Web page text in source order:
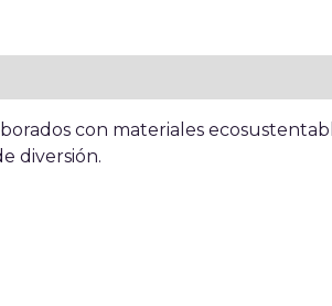
con materiales
diversión.